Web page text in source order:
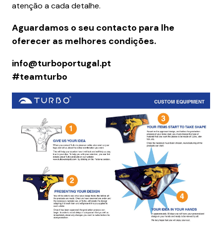
atenção a cada detalhe.
Aguardamos o seu contacto para lhe
oferecer as melhores condições.
info@turboportugal.pt
#teamturbo